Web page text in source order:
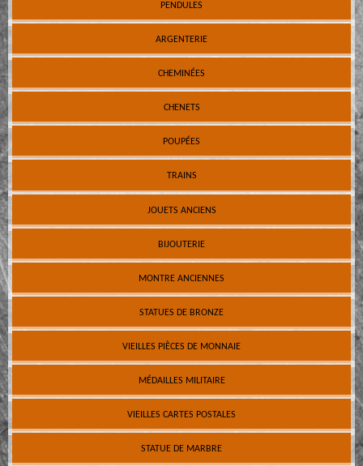
PENDULES
ARGENTERIE
CHEMINÉES
CHENETS
POUPÉES
TRAINS
JOUETS ANCIENS
BIJOUTERIE
MONTRE ANCIENNES
STATUES DE BRONZE
VIEILLES PIÈCES DE MONNAIE
MÉDAILLES MILITAIRE
VIEILLES CARTES POSTALES
STATUE DE MARBRE